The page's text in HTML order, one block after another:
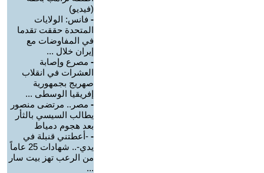
(فيديو)
- فانس: الولايات
المتحدة حققت تقدما
في المفاوضات مع
إيران خلال ...
- مصرع وإصابة
العشرات في انقلاب
صهريج بجمهورية
إفريقيا الوسطى ...
- مصر.. مرتضى منصور
يطالب السيسي بالثأر
بعد هجوم دمياط
- -أعطتني قنبلة في
يدي-.. شهادات 25 عاماً
من الرعب تهز بيت سار
...